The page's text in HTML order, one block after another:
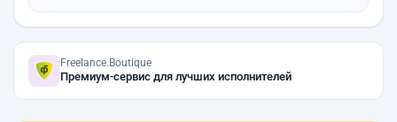
Freelance.Boutique
Премиум-сервис для лучших исполнителей